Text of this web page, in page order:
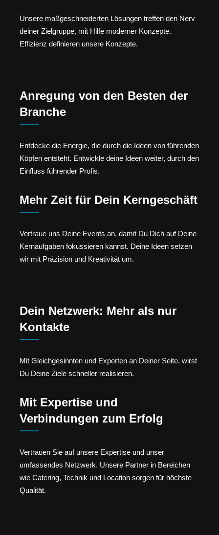
Unsere maßgeschneiderten Lösungen treffen den Nerv
deiner Zielgruppe, mit Hilfe moderner Konzepte.
Effizienz definieren unsere Konzepte.
Anregung von den Besten der
Branche
Entdecke die Energie, die durch die Ideen von führenden
Köpfen entsteht. Entwickle deine Ideen weiter, durch den
Einfluss führender Profis.
Mehr Zeit für Dein Kerngeschäft
Vertraue uns Deine Events an, damit Du Dich auf Deine
Kernaufgaben fokussieren kannst. Deine Ideen setzen
wir mit Präzision und Kreativität um.
Dein Netzwerk: Mehr als nur
Kontakte
Mit Gleichgesinnten und Experten an Deiner Seite, wirst
Du Deine Ziele schneller realisieren.
Mit Expertise und
Verbindungen zum Erfolg
Vertrauen Sie auf unsere Expertise und unser
umfassendes Netzwerk. Unsere Partner in Bereichen
wie Catering, Technik und Location sorgen für höchste
Qualität.